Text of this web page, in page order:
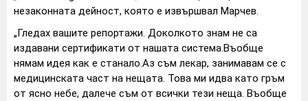
незаконната дейност, която е извършвал Марчев.
„Гледах вашите репортажи. Доколкото знам не са
издавани сертификати от нашата система.Въобще
нямам идея как е станало.Аз съм лекар, занимавам се с
медицинската част на нещата. Това ми идва като гръм
от ясно небе, далече съм от всички тези неща. Въобще